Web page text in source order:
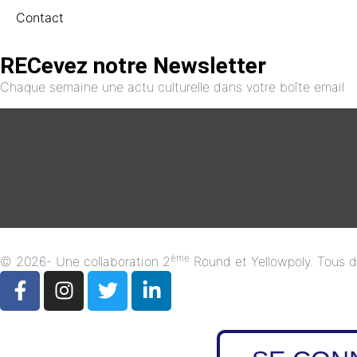
Contact
RECevez notre Newsletter
Chaque semaine une actu culturelle dans votre boîte email
© 2026- Une collaboration 2ème Round et Yellowpoly. Tous